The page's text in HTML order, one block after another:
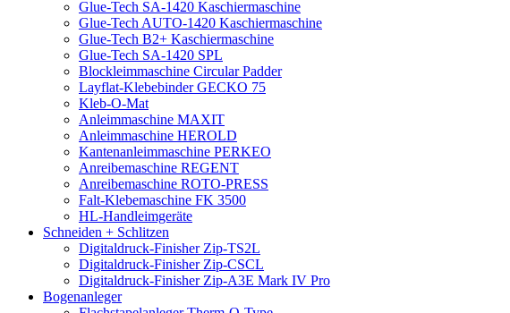
Glue-Tech SA-1420 Kaschiermaschine
Glue-Tech AUTO-1420 Kaschiermaschine
Glue-Tech B2+ Kaschiermaschine
Glue-Tech SA-1420 SPL
Blockleimmaschine Circular Padder
Layflat-Klebebinder GECKO 75
Kleb-O-Mat
Anleimmaschine MAXIT
Anleimmaschine HEROLD
Kantenanleimmaschine PERKEO
Anreibemaschine REGENT
Anreibemaschine ROTO-PRESS
Falt-Klebemaschine FK 3500
HL-Handleimgeräte
Schneiden + Schlitzen
Digitaldruck-Finisher Zip-TS2L
Digitaldruck-Finisher Zip-CSCL
Digitaldruck-Finisher Zip-A3E Mark IV Pro
Bogenanleger